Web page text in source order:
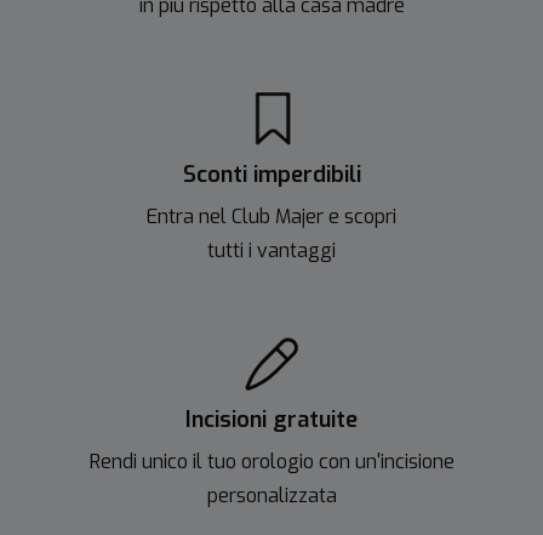
in più rispetto alla casa madre
Sconti imperdibili
Entra nel Club Majer e scopri
tutti i vantaggi
Incisioni gratuite
Rendi unico il tuo orologio con un'incisione
personalizzata